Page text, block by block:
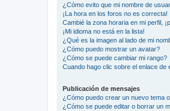
¿Cómo evito que mi nombre de
¡La hora en los foros no es correcta!
Cambié la zona horaria en mi perfil,
¡Mi idioma no está en la lista!
¿Qué es la imagen al lado de mi
¿Cómo puedo mostrar un avatar?
¿Cómo se puede cambiar mi rango?
Cuando hago clic sobre el enlace de
Publicación de mensajes
¿Cómo puedo crear un nuevo tema
¿Cómo se puede editar o borrar un